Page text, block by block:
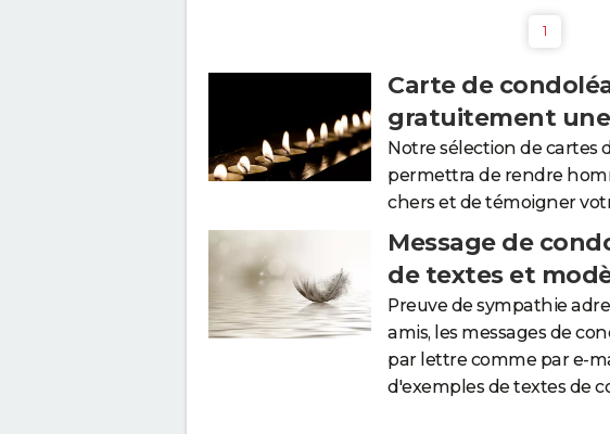
1
Carte de
gratuitement
Notre sélection de cartes
permettra de rendre
chers et de témoigner
Message de
de textes et
Preuve de sympathie
amis, les messages de
par lettre comme par e-
d'exemples de textes de